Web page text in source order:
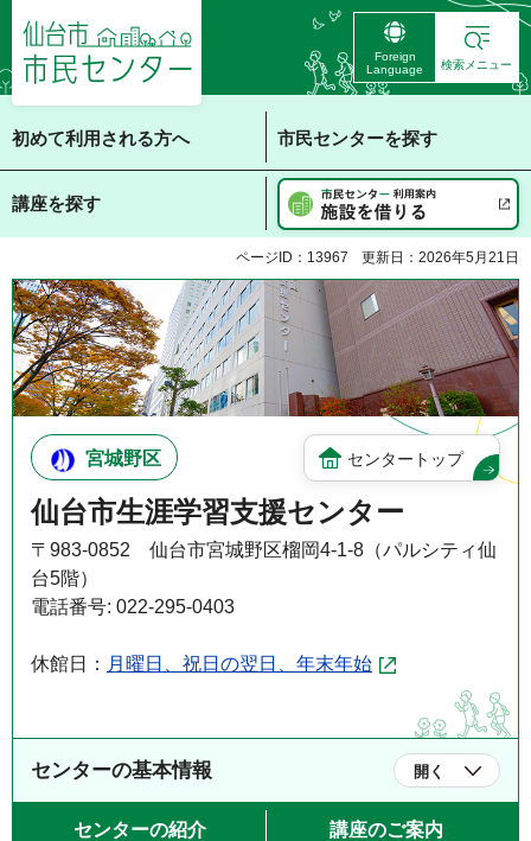
仙台市 市民センタ
ー
Foreign
Language
検索メニュー
初めて利用される方へ 市民センターを探す
講座を探す
ページID：13967 更新日：2026年5月21日
宮城野区 センタートップ
仙台市生涯学習支援センター
〒983-0852 仙台市宮城野区榴岡4-1-8（パルシティ仙
台5階）
電話番号: 022-295-0403
休館日： 月曜日、祝日の翌日、年末年始
センターの基本情報 開く
センターの紹介 講座のご案内